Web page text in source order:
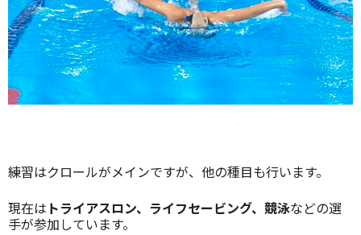
練習はクロールがメインですが、他の種目も行います。
現在は トライアスロン、ライフセービング、競泳などの選
手が参加しています。